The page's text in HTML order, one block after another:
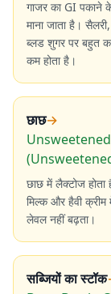
गाजर का GI पकाने
माना जाता है।
ब्लड शुगर पर बहुत
कम होता है।
छाछ→
छाछ में लैक्टोज होता
मिल्क और हैवी क्रीम
लेवल नहीं बढ़ता।
सब्जियों का स्टॉक